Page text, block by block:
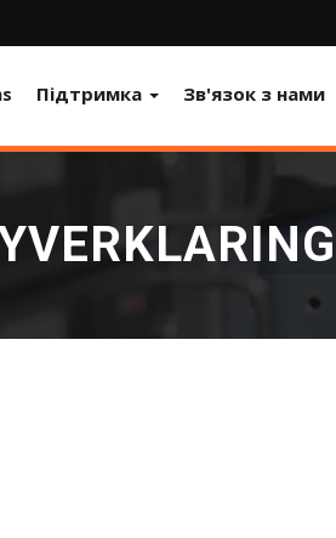
Підтримка Зв'язок з нами